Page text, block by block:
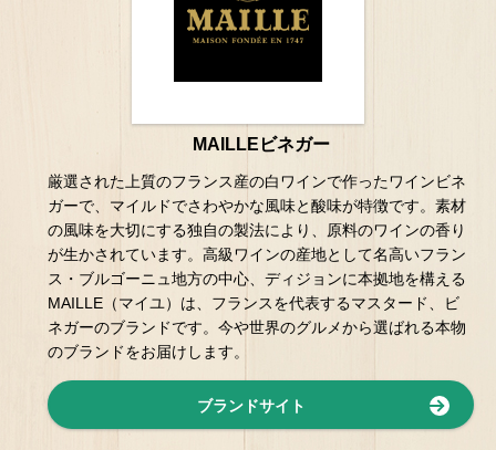
MAILLEビネガー
厳選された上質のフランス産の白ワインで作ったワインビネ
ガーで、マイルドでさわやかな風味と酸味が特徴です。素材
の風味を大切にする独自の製法により、原料のワインの香り
が生かされています。高級ワインの産地として名高いフラン
ス・ブルゴーニュ地方の中心、ディジョンに本拠地を構える
MAILLE（マイユ）は、フランスを代表するマスタード、ビ
ネガーのブランドです。今や世界のグルメから選ばれる本物
のブランドをお届けします。
ブランドサイト